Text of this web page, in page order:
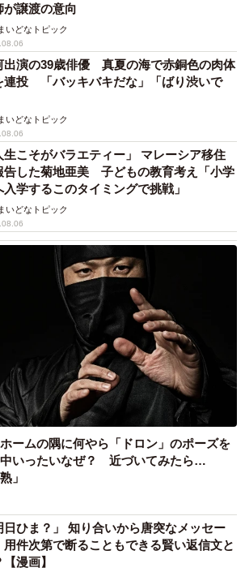
が譲渡の意向
いどなトピック
出演の39歳俳優 真夏の海で赤銅色の肉体
連投 「バッキバキだな」「ばり渋いで
いどなトピック
生こそがバラエティー」 マレーシア移住
告した菊地亜美 子どもの教育考え「小学
入学するこのタイミングで挑戦」
いどなトピック
ームの隅に何やら「ドロン」のポーズを
いったいなぜ？ 近づいてみたら…
」
日ひま？」 知り合いから唐突なメッセー
件次第で断ることもできる賢い返信文と
漫画】